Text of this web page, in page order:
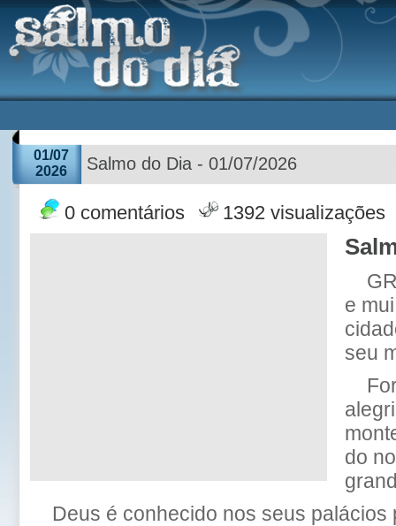
01/07
2026
Salmo do Dia - 01/07/2026
0 comentários 1392 visualizações
e
seu
do
Deus é conhecido nos seus palácios